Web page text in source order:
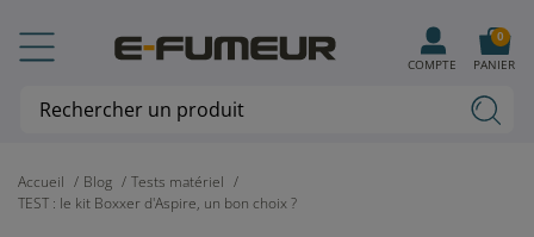
Accueil Blog
Tests matériel
TEST : le kit Boxxer d'Aspire, un bon choix ?
COMPTE PANIER
0